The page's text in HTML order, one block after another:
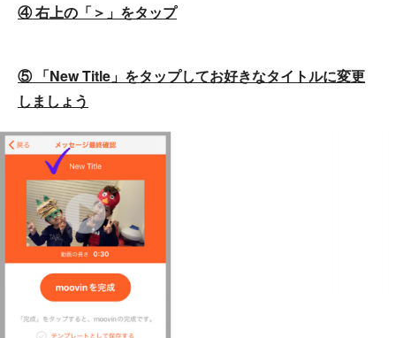
④ 右上の「＞」をタップ
⑤ 「New Title」をタップしてお好きなタイトルに変更
しましょう